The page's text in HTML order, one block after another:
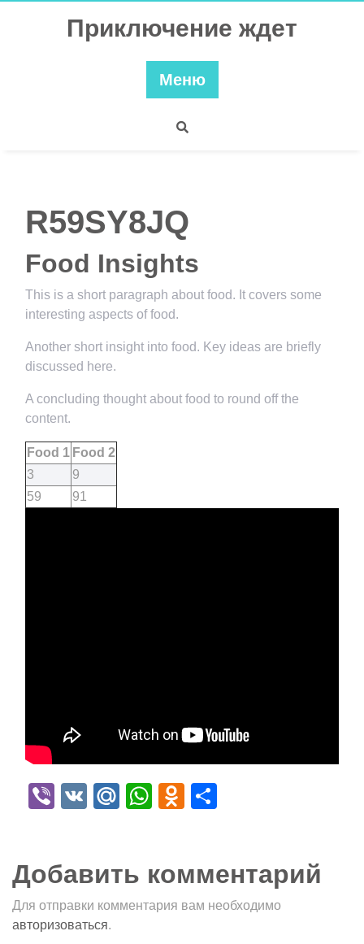
Приключение ждет
Меню
R59SY8JQ
Food Insights
This is a short paragraph about food. It covers some
interesting aspects of food.
Another short insight into food. Key ideas are briefly
discussed here.
A concluding thought about food to round off the
content.
Food 1 Food 2
3
9
59
91
Viber
VK Mail.Ru
WhatsApp
Odnoklassniki
Добавить комментарий
Для отправки комментария вам необходимо
авторизоваться.